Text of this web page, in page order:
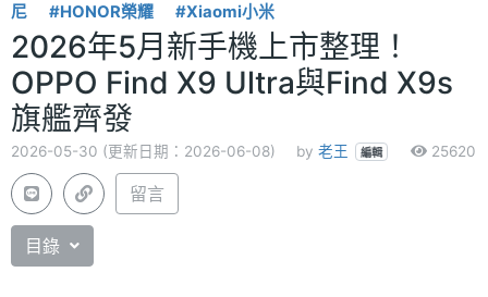
尼
#HONOR榮耀 #Xiaomi小米
2026年5月新手機上市整理！
OPPO Find X9 Ultra與Find X9s
旗艦齊發
2026-05-30 (更新日期：2026-06-08) by 老王 編輯 25620
留言
目錄